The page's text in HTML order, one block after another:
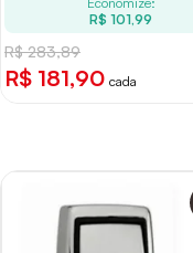
R$ 101,99
R$ 283,89
R$ 181,90 cada